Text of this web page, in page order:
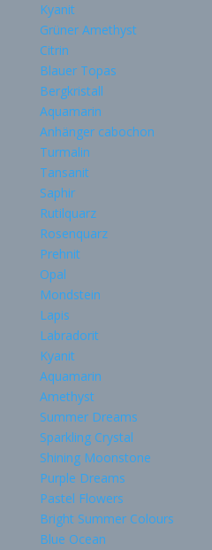
Kyanit
Grüner Amethyst
Citrin
Blauer Topas
Bergkristall
Aquamarin
Anhänger cabochon
Turmalin
Tansanit
Saphir
Rutilquarz
Rosenquarz
Prehnit
Opal
Mondstein
Lapis
Labradorit
Kyanit
Aquamarin
Amethyst
Summer Dreams
Sparkling Crystal
Shining Moonstone
Purple Dreams
Pastel Flowers
Bright Summer Colours
Blue Ocean